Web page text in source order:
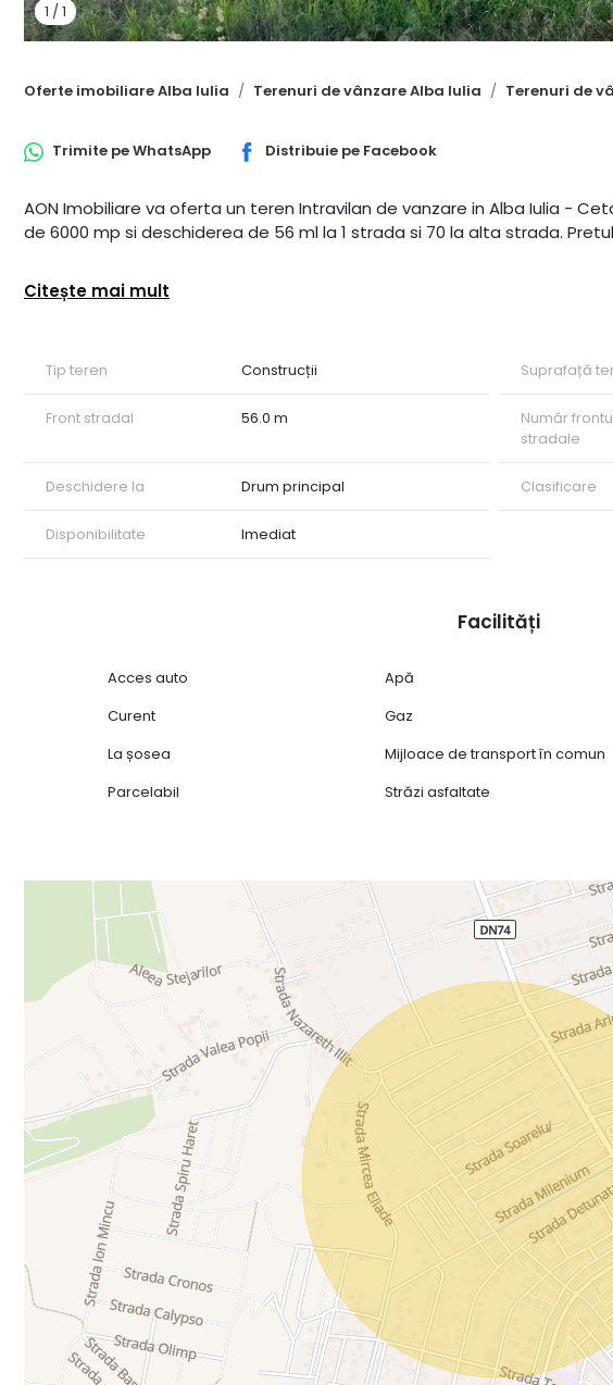
1 / 1
Oferte imobiliare Alba Iulia Terenuri de vânzare Alba Iulia Terenuri de
Trimite peWhatsApp Distribuie pe Facebook
AON Imobiliare va oferta un teren Intravilan de vanzare in Alba Iulia -
de 6000 mp si deschiderea de 56 ml la 1 strada si 70 la alta strada.
Citește mai mult
Tip teren Construcții Suprafață
Front stradal 56.0 m
Număr
stradale
Deschidere la Drum principal Clasificare
Disponibilitate Imediat
Facilități
Acces auto Apă
Curent
Gaz
La șosea
Mijloace de transport în comun
Parcelabil
Străzi asfaltate